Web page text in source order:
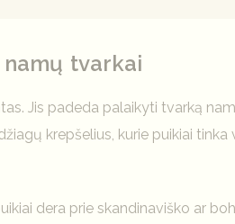
tvarkai
Jis padeda palaikyti tvarką
krepšelius, kurie puikiai
dera prie skandinaviško ar